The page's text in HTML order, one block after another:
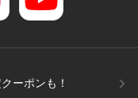
ーポンも！